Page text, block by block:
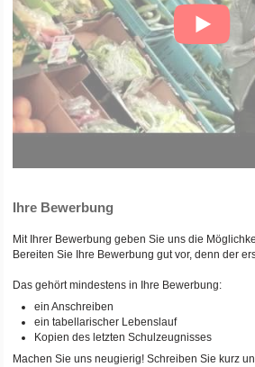
Ihre Bewerbung
Mit Ihrer Bewerbung geben Sie uns die
Bereiten Sie Ihre Bewerbung gut vor, denn der
Das gehört mindestens in Ihre Bewerbung:
ein Anschreiben
ein tabellarischer Lebenslauf
Kopien des letzten Schulzeugnisses
Machen Sie uns neugierig! Schreiben Sie kurz